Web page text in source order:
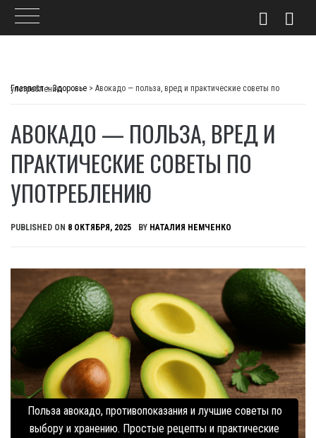
Главпост>Здоровье >
Авокадо — польза, вред и практические советы по употреблению
АВОКАДО — ПОЛЬЗА, ВРЕД И
ПРАКТИЧЕСКИЕ СОВЕТЫ ПО
УПОТРЕБЛЕНИЮ
PUBLISHED ON 8 ОКТЯБРЯ, 2025 BY НАТАЛИЯ НЕМЧЕНКО
Польза авокадо, противопоказания и лучшие советы по
выбору и хранению. Простые рецепты и практические